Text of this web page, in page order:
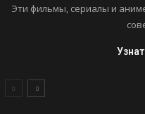
Эти фильмы, сериалы и